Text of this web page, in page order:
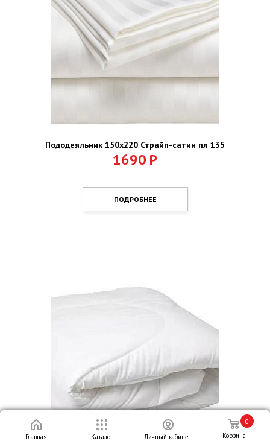
Пододеяльник 150х220 Страйп-сатин пл 135
1690 Р
ПОДРОБНЕЕ
Главная Каталог Личный кабинет
0
Корзина